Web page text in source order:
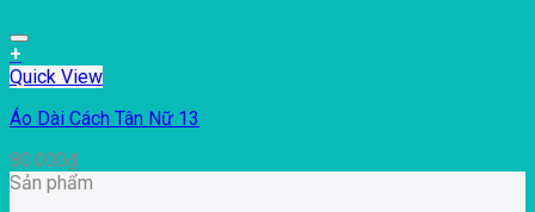
+
Quick View
Áo Dài Cách Tân Nữ 13
80.000₫
Sản phẩm